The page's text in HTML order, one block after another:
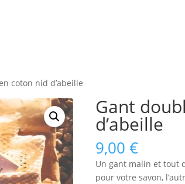
coton nid d’abeille
Gant
d’abeille
9,00 €
Un gant malin et tout
pour votre savon,